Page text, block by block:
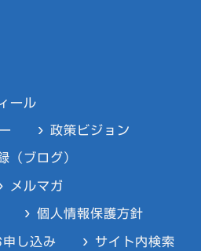
ール
政策ビジョン
（ブログ）
メルマガ
個人情報保護方針
し込み サイト内検索